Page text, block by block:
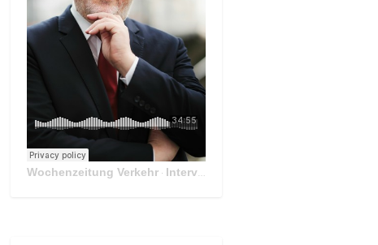
Wochenzeitung Verkehr· Interview Mit Andreas Matthä, CEO der ÖBB Holding